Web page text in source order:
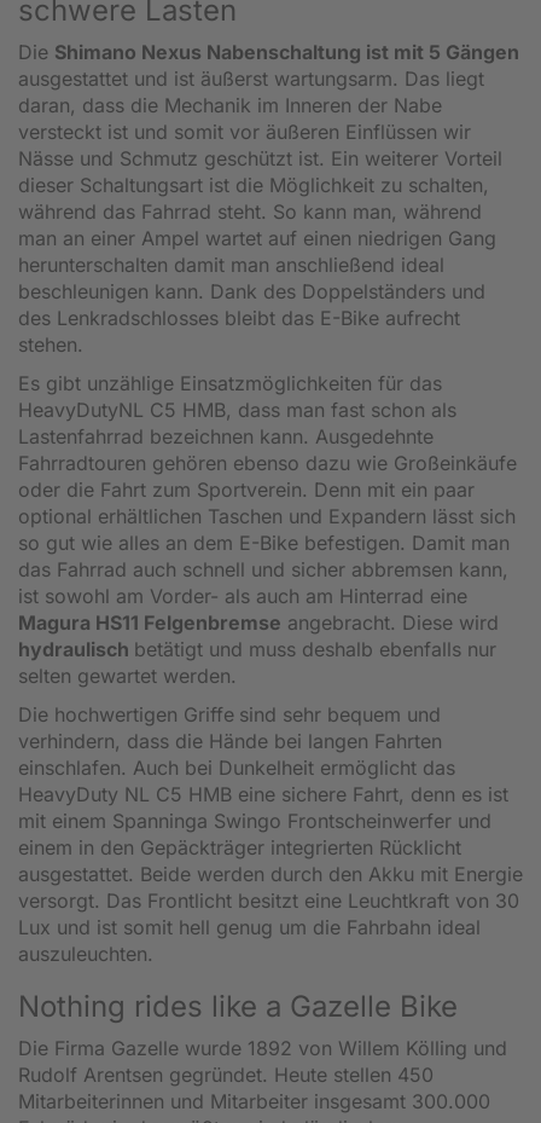
schwere Lasten
Die Shimano Nexus Nabenschaltung ist mit 5 Gängen
ausgestattet und ist äußerst wartungsarm. Das liegt
daran, dass die Mechanik im Inneren der Nabe
versteckt ist und somit vor äußeren Einflüssen wir
Nässe und Schmutz geschützt ist. Ein weiterer Vorteil
dieser Schaltungsart ist die Möglichkeit zu schalten,
während das Fahrrad steht. So kann man, während
man an einer Ampel wartet auf einen niedrigen Gang
herunterschalten damit man anschließend ideal
beschleunigen kann. Dank des Doppelständers und
des Lenkradschlosses bleibt das E-Bike aufrecht
stehen.
Es gibt unzählige Einsatzmöglichkeiten für das
HeavyDutyNL C5 HMB, dass man fast schon als
Lastenfahrrad bezeichnen kann. Ausgedehnte
Fahrradtouren gehören ebenso dazu wie Großeinkäufe
oder die Fahrt zum Sportverein. Denn mit ein paar
optional erhältlichen Taschen und Expandern lässt sich
so gut wie alles an dem E-Bike befestigen. Damit man
das Fahrrad auch schnell und sicher abbremsen kann,
ist sowohl am Vorder- als auch am Hinterrad eine
Magura HS11 Felgenbremse angebracht. Diese wird
hydraulisch betätigt und muss deshalb ebenfalls nur
selten gewartet werden.
Die hochwertigen Griffe sind sehr bequem und
verhindern, dass die Hände bei langen Fahrten
einschlafen. Auch bei Dunkelheit ermöglicht das
HeavyDuty NL C5 HMB eine sichere Fahrt, denn es ist
mit einem Spanninga Swingo Frontscheinwerfer und
einem in den Gepäckträger integrierten Rücklicht
ausgestattet. Beide werden durch den Akku mit Energie
versorgt. Das Frontlicht besitzt eine Leuchtkraft von 30
Lux und ist somit hell genug um die Fahrbahn ideal
auszuleuchten.
Nothing rides like a Gazelle Bike
Die Firma Gazelle wurde 1892 von Willem Kölling und
Rudolf Arentsen gegründet. Heute stellen 450
Mitarbeiterinnen und Mitarbeiter insgesamt 300.000